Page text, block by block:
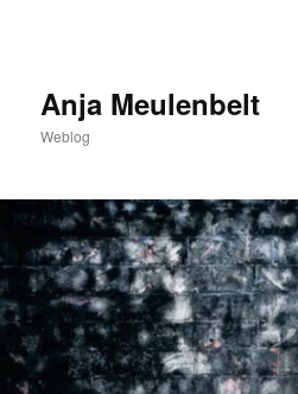
inhoudAnja Meulenbelt
Weblog